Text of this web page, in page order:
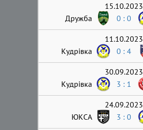
15.10.2023
Дружба
0 : 0
11.10.2023
Кудрівка
0 : 4
30.09.2023
Кудрівка
3 : 1
24.09.2023
ЮКСА
3 : 0